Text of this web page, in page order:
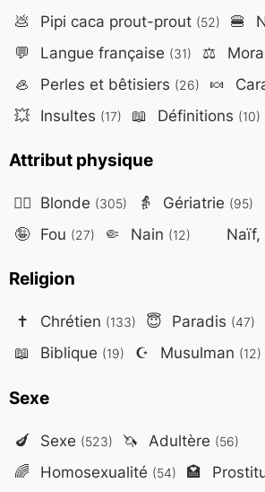
💩 Pipi caca prout-prout (52) 🍔
💬 Langue française (31) ⚖️
🦪 Perles et bêtisiers (26) 🍬
💥 Insultes (17) 📖 Définitions (10)
Attribut physique
👱‍♀️ Blonde (305) 👵 Gériatrie (95)
🤪 Fou (27) 🤏 Nain (12) Naïf,
Religion
✝️ Chrétien (133) 😇 Paradis (47)
📖 Biblique (19) ☪️ Musulman (12)
Sexe
🍆 Sexe (523) 🦄 Adultère (56)
🌈 Homosexualité (54) 🏩